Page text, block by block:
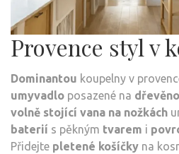
Provence styl v
Dominantou koupelny v
umyvadlo posazené na
volně stojící vana na nožkách
baterií s pěkným tvarem i
Přidejte pletené košíčky na